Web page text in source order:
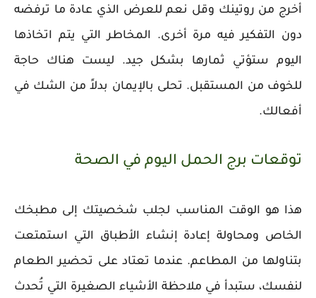
أخرج من روتينك وقل نعم للعرض الذي عادة ما ترفضه
دون التفكير فيه مرة أخرى. المخاطر التي يتم اتخاذها
اليوم ستؤتي ثمارها بشكل جيد. ليست هناك حاجة
للخوف من المستقبل. تحلى بالإيمان بدلاً من الشك في
أفعالك.
توقعات برج الحمل اليوم في الصحة
هذا هو الوقت المناسب لجلب شخصيتك إلى مطبخك
الخاص ومحاولة إعادة إنشاء الأطباق التي استمتعت
بتناولها من المطاعم. عندما تعتاد على تحضير الطعام
لنفسك، ستبدأ في ملاحظة الأشياء الصغيرة التي تُحدث